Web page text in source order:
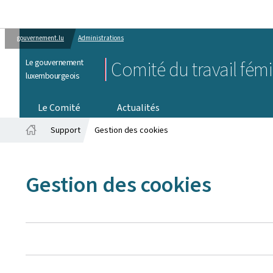
gouvernement.lu Administrations
Le gouvernement
luxembourgeois
Comité du travail
Le Comité
Actualités
Support Gestion des cookies
Gestion des cookies